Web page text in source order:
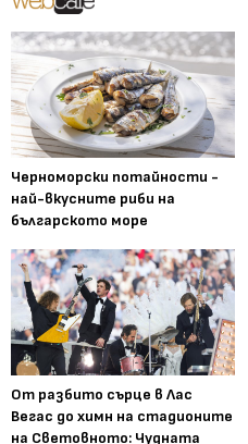
Черноморски потайности -
най-вкусните риби на
българското море
От разбито сърце в Лас
Вегас до химн на стадионите
на Световното: Чудната